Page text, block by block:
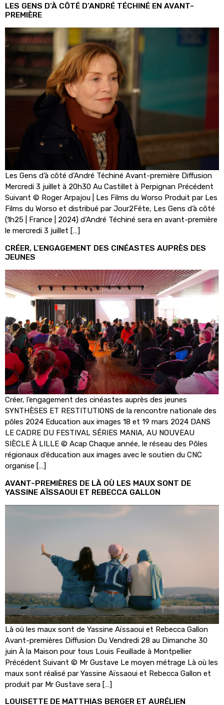
LES GENS D’À CÔTÉ D’ANDRÉ TÉCHINÉ EN AVANT-
PREMIÈRE
Les Gens d’à côté d’André Téchiné Avant-première Diffusion
Mercredi 3 juillet à 20h30 Au Castillet à Perpignan Précédent
Suivant © Roger Arpajou | Les Films du Worso Produit par Les
Films du Worso et distribué par Jour2Fête, Les Gens d’à côté
(1h25 | France | 2024) d’André Téchiné sera en avant-première
le mercredi 3 juillet […]
CRÉER, L’ENGAGEMENT DES CINÉASTES AUPRÈS DES
JEUNES
Créer, l’engagement des cinéastes auprès des jeunes
SYNTHÈSES ET RESTITUTIONS de la rencontre nationale des
pôles 2024 Education aux images 18 et 19 mars 2024 DANS
LE CADRE DU FESTIVAL SÉRIES MANIA, AU NOUVEAU
SIÈCLE À LILLE © Acap Chaque année, le réseau des Pôles
régionaux d’éducation aux images avec le soutien du CNC
organise […]
AVANT-PREMIÈRES DE LÀ OÙ LES MAUX SONT DE
YASSINE AÏSSAOUI ET REBECCA GALLON
Là où les maux sont de Yassine Aïssaoui et Rebecca Gallon
Avant-premières Diffusion Du Vendredi 28 au Dimanche 30
juin À la Maison pour tous Louis Feuillade à Montpellier
Précédent Suivant © Mr Gustave Le moyen métrage Là où les
maux sont réalisé par Yassine Aïssaoui et Rebecca Gallon et
produit par Mr Gustave sera […]
LOUISETTE DE MATTHIAS BERGER ET AURÉLIEN